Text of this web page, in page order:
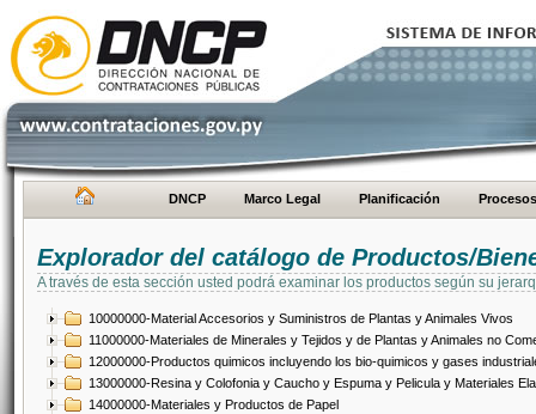
DNCP Marco Legal Planificación Procesos
Explorador del catálogo de Productos/
A través de esta sección usted podrá examinar los productos según su
10000000-Material Accesorios y Suministros de Plantas y Animales Vivos
11000000-Materiales de Minerales y Tejidos y de Plantas y Animales no
12000000-Productos quimicos incluyendo los bio-quimicos y gases
13000000-Resina y Colofonia y Caucho y Espuma y Pelicula y Materiales
14000000-Materiales y Productos de Papel